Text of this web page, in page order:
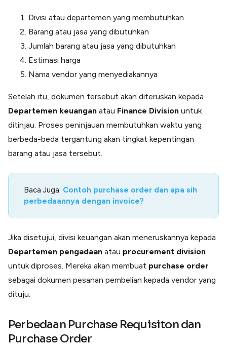
Divisi atau departemen yang membutuhkan
Barang atau jasa yang dibutuhkan
Jumlah barang atau jasa yang dibutuhkan
Estimasi harga
Nama vendor yang menyediakannya
Setelah itu, dokumen tersebut akan diteruskan kepada
Departemen keuangan atau Finance Division untuk
ditinjau. Proses peninjauan membutuhkan waktu yang
berbeda-beda tergantung akan tingkat kepentingan
barang atau jasa tersebut.
Baca Juga: Contoh purchase order dan apa sih
perbedaannya dengan invoice?
Jika disetujui, divisi keuangan akan meneruskannya kepada
Departemen pengadaan atau procurement division
untuk diproses. Mereka akan membuat purchase order
sebagai dokumen pesanan pembelian kepada vendor yang
dituju.
Perbedaan Purchase Requisiton dan
Purchase Order